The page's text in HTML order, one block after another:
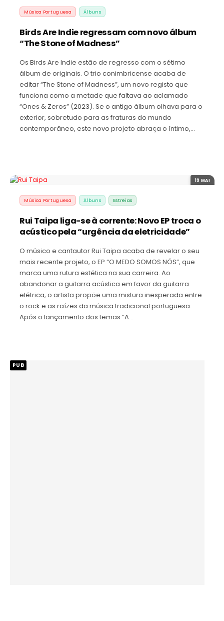
Música Portuguesa Álbuns
Birds Are Indie regressam com novo álbum
“The Stone of Madness”
Os Birds Are Indie estão de regresso com o sétimo
álbum de originais. O trio conimbricense acaba de
editar “The Stone of Madness”, um novo registo que
funciona como a metade que faltava ao aclamado
“Ones & Zeros” (2023). Se o antigo álbum olhava para o
exterior, sobretudo para as fraturas do mundo
contemporâneo, este novo projeto abraça o íntimo,…
19 MAI
Música Portuguesa Álbuns Estreias
Rui Taipa liga-se à corrente: Novo EP troca o
acústico pela “urgência da eletricidade”
O músico e cantautor Rui Taipa acaba de revelar o seu
mais recente projeto, o EP “O MEDO SOMOS NÓS”, que
marca uma rutura estética na sua carreira. Ao
abandonar a guitarra acústica em favor da guitarra
elétrica, o artista propõe uma mistura inesperada entre
o rock e as raízes da música tradicional portuguesa.
Após o lançamento dos temas “A…
PUB